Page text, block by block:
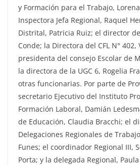
y Formación para el Trabajo,
Inspectora Jefa Regional, Raquel
Distrital, Patricia Ruiz; el director
Conde; la Directora del CFL N° 402,
presidenta del consejo Escolar de
la directora de la UGC 6, Rogelia
otras funcionarias. Por parte de
secretario Ejecutivo del Instituto
Formación Laboral, Damián
de Educación, Claudia Bracchi; el
Delegaciones Regionales de
Funes; el coordinador Regional III,
Porta; y la delegada Regional,